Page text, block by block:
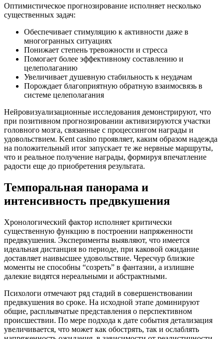
Оптимистическое прогнозирование исполняет несколько
существенных задач:
Обеспечивает стимуляцию к активности даже в
многогранных ситуациях
Понижает степень тревожности и стресса
Помогает более эффективному составлению и
целеполаганию
Увеличивает душевную стабильность к неудачам
Порождает благоприятную обратную взаимосвязь в
системе целеполагания
Нейровизуализационные исследования демонстрируют, что
при позитивном прогнозировании активизируются участки
головного мозга, связанные с процессингом награды и
удовольствием. Kent casino проявляет, каким образом надежда
на положительный итог запускает те же нервные маршруты,
что и реальное получение награды, формируя впечатление
радости еще до приобретения результата.
Темпоральная панорама и
интенсивность предвкушения
Хронологический фактор исполняет критически
существенную функцию в построении напряженности
предвкушения. Эксперименты выявляют, что имеется
идеальная дистанция во периоде, при каковой ожидание
доставляет наивысшее удовольствие. Чересчур близкие
моменты не способны “созреть” в фантазии, а излишне
далекие видятся нереальными и абстрактными.
Психологи отмечают ряд стадий в совершенствовании
предвкушения во сроке. На исходной этапе доминируют
общие, расплывчатые представления о перспективном
происшествии. По мере подхода к дате события детализация
увеличивается, что может как обострять, так и ослаблять